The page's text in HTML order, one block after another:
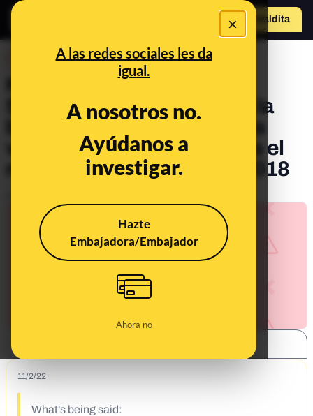
×
A las redes sociales les da
igual.
A nosotros no.
Ayúdanos a
investigar.
Hazte
Embajadora/Embajador
Ahora no
Hazte Maldito
No, el Ayuntamiento de
Salamanca no ha ondeado la
bandera republicana por las
víctimas del franquismo: es el
rodaje de una película en 2018
11/2/22
What's being said: